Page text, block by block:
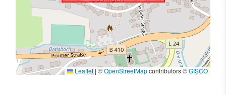
Leaflet | ©OpenStreetMapcontributors ©GISCO